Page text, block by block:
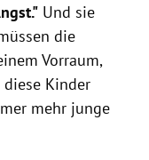
Und sie
die
Vorraum,
Kinder
mehr junge